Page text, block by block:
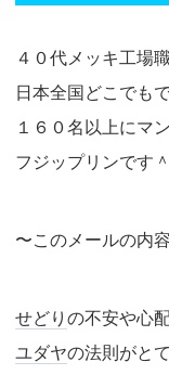
４０代メッキ工場
日本全国どこでも
１６０名以上にマ
フジップリンです
〜このメールの内
せどり の不安や心
ユダヤの法則がと